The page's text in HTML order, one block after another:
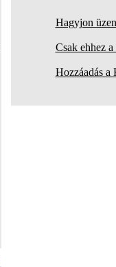
Hagyjon
Csak ehhez
Hozzáadás